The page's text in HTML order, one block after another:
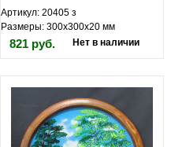
Артикул: 20405 з
Размеры: 300х300х20 мм
821 руб. Нет в наличии